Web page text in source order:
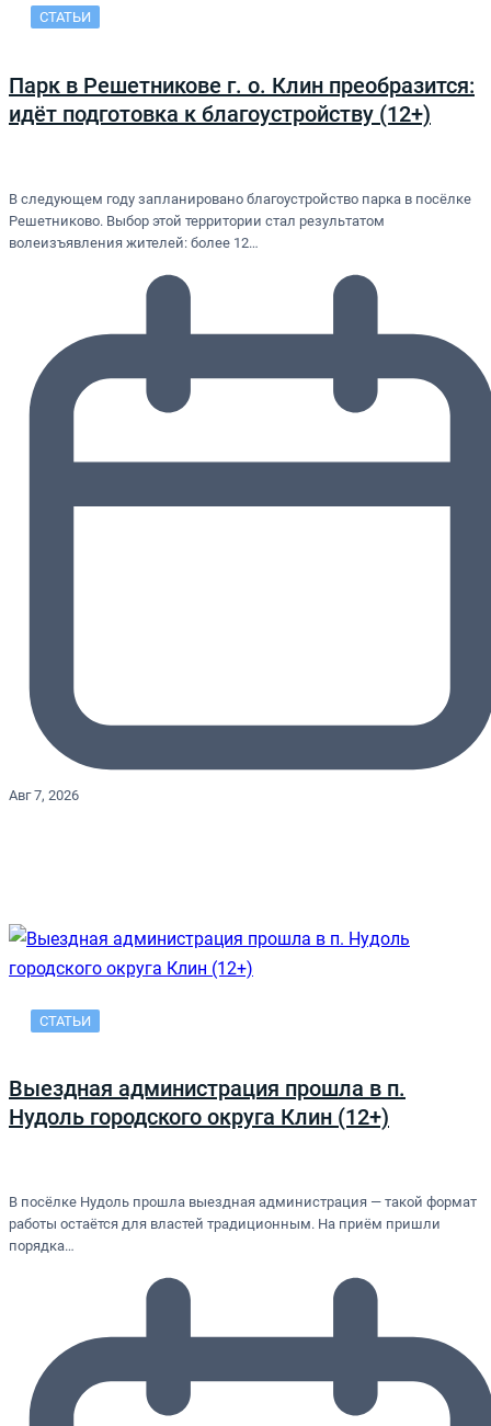
СТАТЬИ
Парк в Решетникове г. о. Клин преобразится:
идёт подготовка к благоустройству (12+)
В следующем году запланировано благоустройство парка в посёлке
Решетниково. Выбор этой территории стал результатом
волеизъявления жителей: более 12…
Авг 7, 2026
СТАТЬИ
Выездная администрация прошла в п.
Нудоль городского округа Клин (12+)
В посёлке Нудоль прошла выездная администрация — такой формат
работы остаётся для властей традиционным. На приём пришли
порядка…